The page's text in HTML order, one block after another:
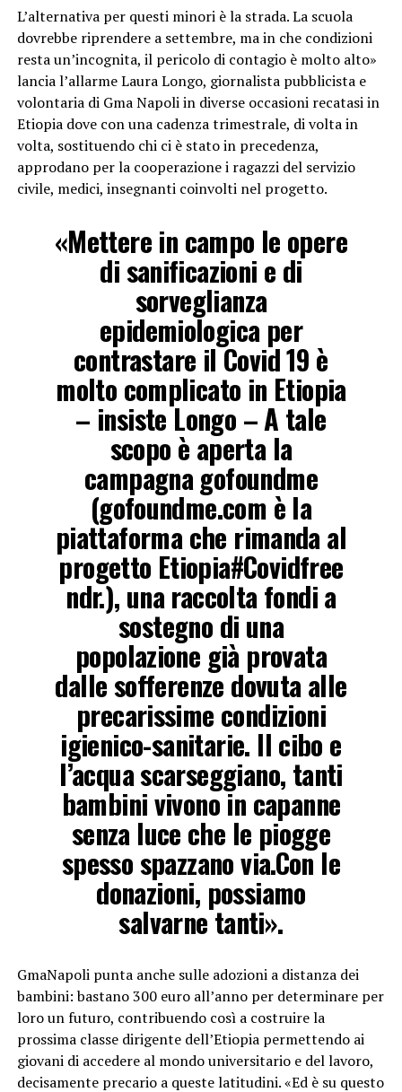
L’alternativa per questi minori è la strada. La scuola
dovrebbe riprendere a settembre, ma in che condizioni
resta un’incognita, il pericolo di contagio è molto alto»
lancia l’allarme Laura Longo, giornalista pubblicista e
volontaria di Gma Napoli in diverse occasioni recatasi in
Etiopia dove con una cadenza trimestrale, di volta in
volta, sostituendo chi ci è stato in precedenza,
approdano per la cooperazione i ragazzi del servizio
civile, medici, insegnanti coinvolti nel progetto.
«Mettere in campo le opere
di sanificazioni e di
sorveglianza
epidemiologica per
contrastare il Covid 19 è
molto complicato in Etiopia
– insiste Longo – A tale
scopo è aperta la
campagna gofoundme
(gofoundme.com è la
piattaforma che rimanda al
progetto Etiopia#Covidfree
ndr.), una raccolta fondi a
sostegno di una
popolazione già provata
dalle sofferenze dovuta alle
precarissime condizioni
igienico-sanitarie. Il cibo e
l’acqua scarseggiano, tanti
bambini vivono in capanne
senza luce che le piogge
spesso spazzano via.Con le
donazioni, possiamo
salvarne tanti».
GmaNapoli punta anche sulle adozioni a distanza dei
bambini: bastano 300 euro all’anno per determinare per
loro un futuro, contribuendo così a costruire la
prossima classe dirigente dell’Etiopia permettendo ai
giovani di accedere al mondo universitario e del lavoro,
decisamente precario a queste latitudini. «Ed è su questo